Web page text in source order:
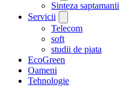
Sinteza saptamanii
Servicii
Telecom
soft
studii de piata
EcoGreen
Oameni
Tehnologie